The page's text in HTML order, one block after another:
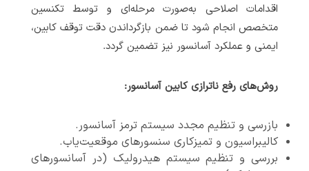
اقدامات اصلاحی به‌صورت مرحله‌ای و توسط تکنسین
متخصص انجام شود تا ضمن بازگرداندن دقت توقف کابین،
ایمنی و عملکرد آسانسور نیز تضمین گردد.
روش‌های رفع ناترازی کابین آسانسور:
بازرسی و تنظیم مجدد سیستم ترمز آسانسور.
کالیبراسیون و تمیزکاری سنسورهای موقعیت‌یاب.
بررسی و تنظیم سیستم هیدرولیک (در آسانسورهای